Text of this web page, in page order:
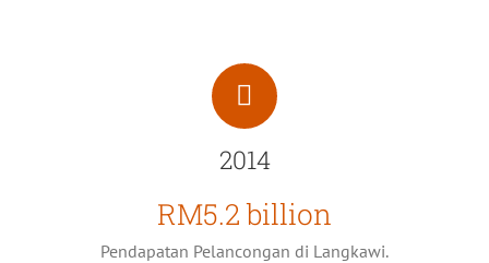
2014
RM5.2 billion
Pendapatan Pelancongan di Langkawi.